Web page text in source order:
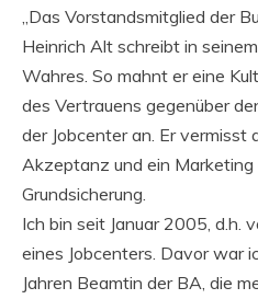
„Das Vorstandsmitglied der
Heinrich Alt schreibt in
Wahres. So mahnt er eine
des Vertrauens gegenüber
der Jobcenter an. Er vermisst
Akzeptanz und ein
Grundsicherung.
Ich bin seit Januar 2005, d.h.
eines Jobcenters. Davor war
Jahren Beamtin der BA, die